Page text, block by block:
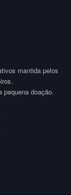
mantida pelos
pequena doação.